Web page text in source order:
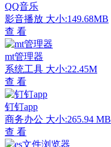
QQ音乐
影音播放 大小:149.68MB
查 看
mt管理器
系统工具 大小:22.45M
查 看
钉钉app
商务办公 大小:265.94 MB
查 看